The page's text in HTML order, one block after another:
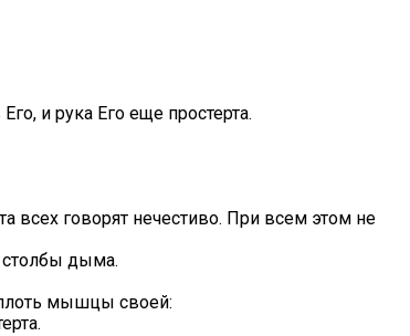
и рука Его еще простерта.
всех говорят нечестиво. При всем этом не
столбы дыма.
плоть мышцы своей: